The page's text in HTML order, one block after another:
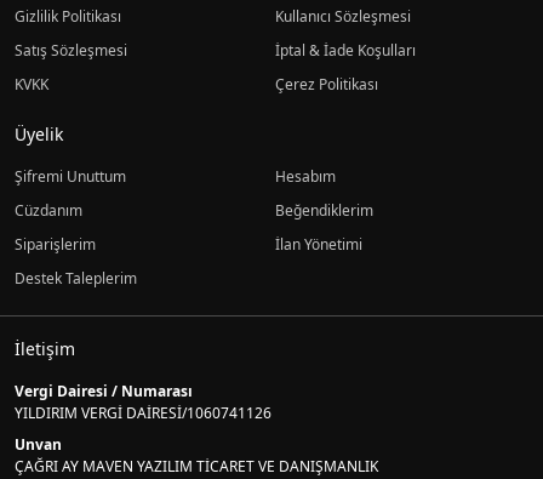
Gizlilik Politikası
Kullanıcı Sözleşmesi
Satış Sözleşmesi
İptal & İade Koşulları
KVKK
Çerez Politikası
Üyelik
Şifremi Unuttum
Hesabım
Cüzdanım
Beğendiklerim
Siparişlerim
İlan Yönetimi
Destek Taleplerim
İletişim
Vergi Dairesi / Numarası
YILDIRIM VERGİ DAİRESİ/1060741126
Unvan
ÇAĞRI AY MAVEN YAZILIM TİCARET VE DANIŞMANLIK